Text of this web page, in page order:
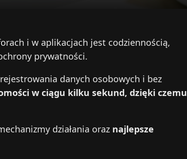
i w aplikacjach jest codziennością,
prywatności.
danych osobowych i bez
w ciągu kilku sekund, dzięki czemu
działania oraz najlepsze